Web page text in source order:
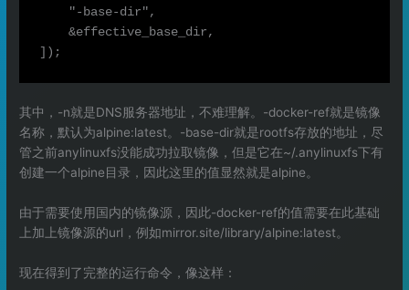
    "-base-dir",
    &effective_base_dir,
其中，-n就是DNS服务器地址，不难理解。-docker-ref就是镜像
名称，默认为alpine:latest。-base-dir就是rootfs存放的地址，尽
管之前anylinuxfs没能成功拉取镜像，但是它在~/.anylinuxfs下有
创建一个alpine目录，因此这里的值显然就是alpine。
由于需要使用国内的镜像源，因此-docker-ref的值需要在此基础
上加上镜像源的url，例如mirror.site/library/alpine:latest。
现在得到了完整的运行命令，像这样：